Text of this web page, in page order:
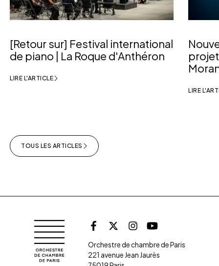
[Retour sur] Festival international
de piano | La Roque d'Anthéron
LIRE L'ARTICLE
LIRE
TOUS LES ARTICLES
Orchestre de chambre de Paris
Retrouvez
FacebookX (Twitter)
InstagramYoutube
Orchestre de chambre de Paris
221 avenue Jean Jaurès